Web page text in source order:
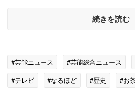
続きを読む
#芸能ニュース #芸能総合ニュース
#テレビ
#なるほど #歴史 #お